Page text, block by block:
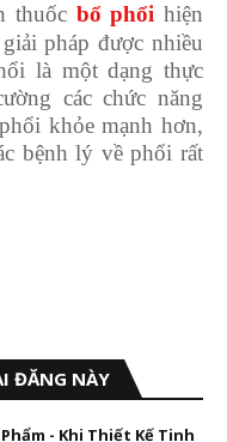
thuốc bổ phổi hiện
pháp được nhiều
là một dạng thực
các chức năng
khỏe mạnh hơn,
bệnh lý về phổi rất
ĐĂNG NÀY
- Khi Thiết Kế Tinh